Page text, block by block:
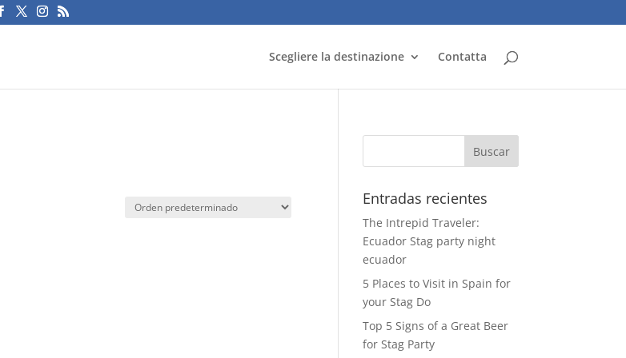
Scegliere la destinazione Contatta
Entradas recientes
The Intrepid Traveler:
Ecuador Stag party night
ecuador
5 Places to Visit in Spain for
your Stag Do
Top 5 Signs of a Great Beer
for Stag Party